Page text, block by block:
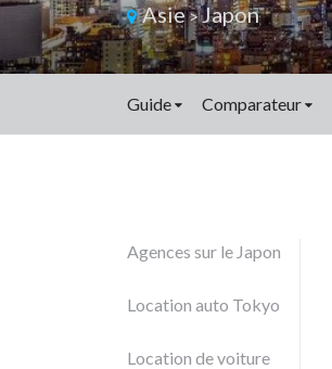
Asie>Japon
Guide Comparateur
Agences sur le Japon
Location auto Tokyo
Location de voiture